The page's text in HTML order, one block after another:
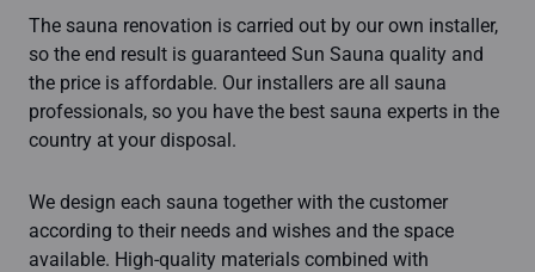
The sauna renovation is carried out by our own installer,
so the end result is guaranteed Sun Sauna quality and
the price is affordable. Our installers are all sauna
professionals, so you have the best sauna experts in the
country at your disposal.
We design each sauna together with the customer
according to their needs and wishes and the space
available. High-quality materials combined with